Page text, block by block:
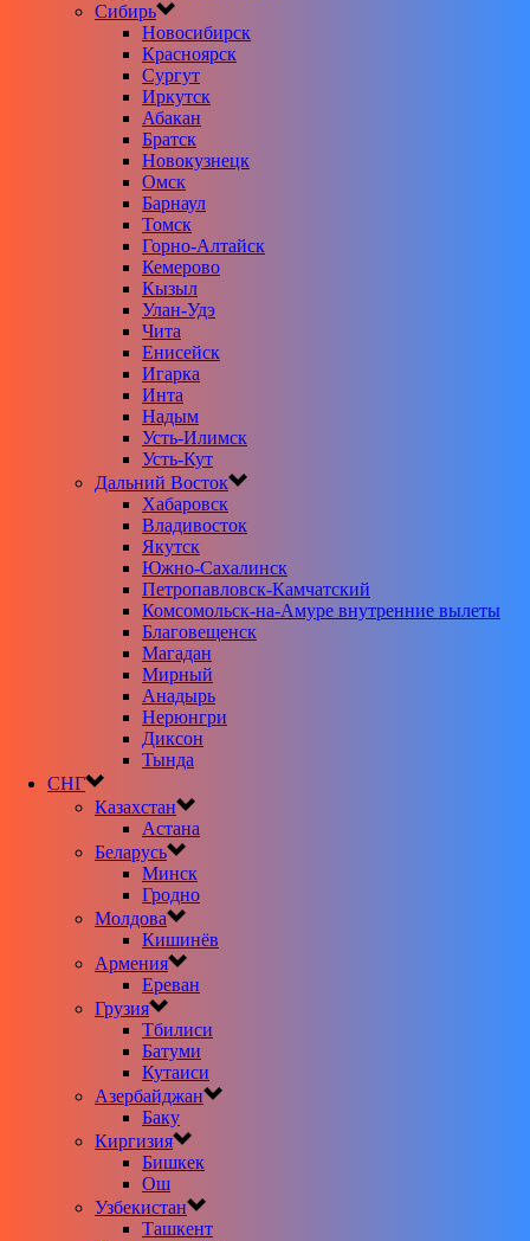
Сибирь
Новосибирск
Красноярск
Сургут
Иркутск
Абакан
Братск
Новокузнецк
Омск
Барнаул
Томск
Горно-Алтайск
Кемерово
Кызыл
Улан-Удэ
Чита
Енисейск
Игарка
Инта
Надым
Усть-Илимск
Усть-Кут
Дальний Восток
Хабаровск
Владивосток
Якутск
Южно-Сахалинск
Петропавловск-Камчатский
Комсомольск-на-Амуре внутренние вылеты
Благовещенск
Магадан
Мирный
Анадырь
Нерюнгри
Диксон
Тында
СНГ
Казахстан
Астана
Беларусь
Минск
Гродно
Молдова
Кишинёв
Армения
Ереван
Грузия
Тбилиси
Батуми
Кутаиси
Азербайджан
Баку
Киргизия
Бишкек
Ош
Узбекистан
Ташкент